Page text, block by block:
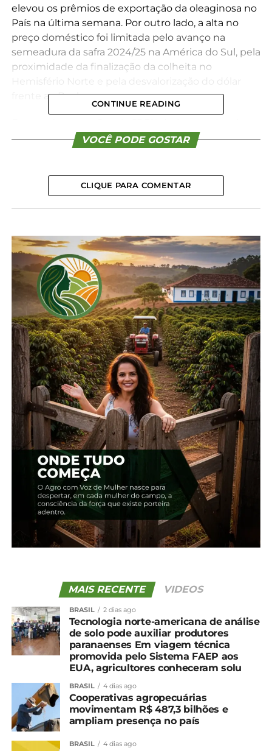
elevou os prêmios de exportação da oleaginosa no
País na última semana. Por outro lado, a alta no
preço doméstico foi limitada pelo avanço na
semeadura da safra 2024/25 na América do Sul, pela
proximidade da finalização da colheita no
frente ao Real.
havia sido semeada até 3 de novembro, acima dos
48,4% há um ano.
Compartilhe isso:
Facebook
Relacionado
Soja: Demanda firme e
alta do dólar aquecem
negócios e preços sobem
17 de junho, 2024
Em "Brasil"
Soja: Indicadores atingem
as máximas do ano
25 de agosto, 2025
Em "Brasil"
Produtor vende menos e
preço da soja sobe no
Brasil
24 de novembro, 2025
Em "Brasil"
TÓPICOS RELACIONADOS:
UP NEXT
Contas públicas têm déficit de R$ 7,3 bilhões
em setembro
NÃO PERCA
Preços do milho têm novas altas; semeadura
CONTINUE READING
VOCÊ PODE GOSTAR
CLIQUE PARA COMENTAR
MAIS RECENTE VIDEOS
BRASIL 2 dias ago
Tecnologia norte-americana de análise
de solo pode auxiliar produtores
paranaenses Em viagem técnica
promovida pelo Sistema FAEP aos
EUA, agricultores conheceram solu
BRASIL 4 dias ago
Cooperativas agropecuárias
movimentam R$ 487,3 bilhões e
ampliam presença no país
BRASIL 4 dias ago